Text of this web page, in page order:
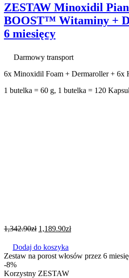
ZESTAW Minoxidil
BOOST™ Witaminy +
6 miesięcy
Darmowy transport
6x Minoxidil Foam + Dermaroller +
1 butelka = 60 g, 1 butelka = 120
1,342.90zł 1,189.90zł
Dodaj do koszyka
Zestaw na porost włosów przez 6
-8%
Korzystny ZESTAW